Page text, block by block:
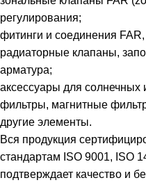
регулирования;
фитинги и соединения
радиаторные клапаны,
арматура;
аксессуары для солнечных
фильтры, магнитные
другие элементы.
Вся продукция
стандартам ISO 9001, ISO
подтверждает качество и